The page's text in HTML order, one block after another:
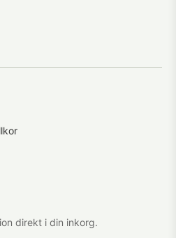
direkt i din inkorg.